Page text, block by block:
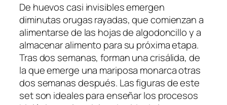
De huevos casi invisibles emergen
diminutas orugas rayadas, que comienzan a
alimentarse de las hojas de algodoncillo y a
almacenar alimento para su próxima etapa.
Tras dos semanas, forman una crisálida, de
la que emerge una mariposa monarca otras
dos semanas después. Las figuras de este
set son ideales para enseñar los procesos